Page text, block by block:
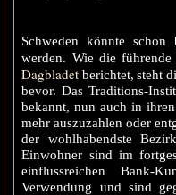
Schweden könnte schon
werden. Wie die führende
Dagbladet berichtet, steht
bevor. Das Traditions-
bekannt, nun auch in
mehr auszuzahlen oder
der wohlhabendste
Einwohner sind im
einflussreichen Bank-
Verwendung und sind